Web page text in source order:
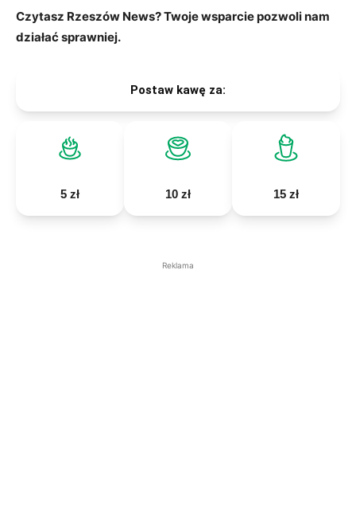
Czytasz Rzeszów News? Twoje wsparcie pozwoli nam
działać sprawniej.
Postaw kawę za:
5 zł 10 zł 15 zł
Reklama